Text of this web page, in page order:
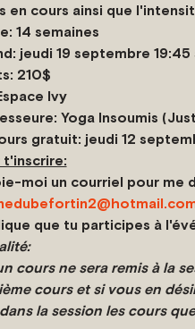
en cours ainsi que
14 semaines
jeudi 19 septembre
210$
Ivy
Yoga Insoumis
gratuit: jeudi 12
t'inscrire:
moi un courriel pour me
que tu participes à
cours ne sera remis à la
cours et si vous en
la session les cours